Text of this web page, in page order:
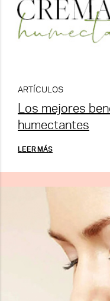
ARTÍCULOS
Los mejores
humectantes
LEER MÁS